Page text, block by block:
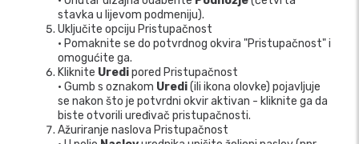
stavka u lijevom podmeniju).
Uključite opciju Pristupačnost
• Pomaknite se do potvrdnog okvira "Pristupačnost" i
omogućite ga.
Kliknite Uredipored Pristupačnost
• Gumb s oznakom Uredi(ili ikona olovke) pojavljuje
se nakon što je potvrdni okvir aktivan - kliknite ga da
biste otvorili uređivač pristupačnosti.
Ažuriranje naslova Pristupačnost